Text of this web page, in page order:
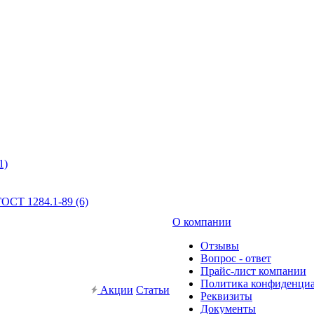
1284.1-89 (6)
Акции Статьи
О компании
Отзывы
Вопрос - ответ
Прайс-лист компании
Политика
Реквизиты
Документы